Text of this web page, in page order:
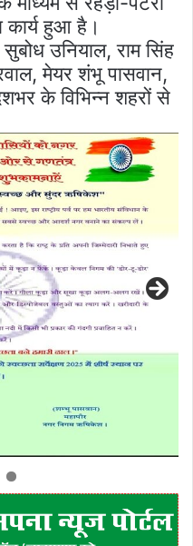
कार्य हुआ है।
उनियाल, राम सिंह
मेयर शंभू पासवान,
के विभिन्न शहरों से